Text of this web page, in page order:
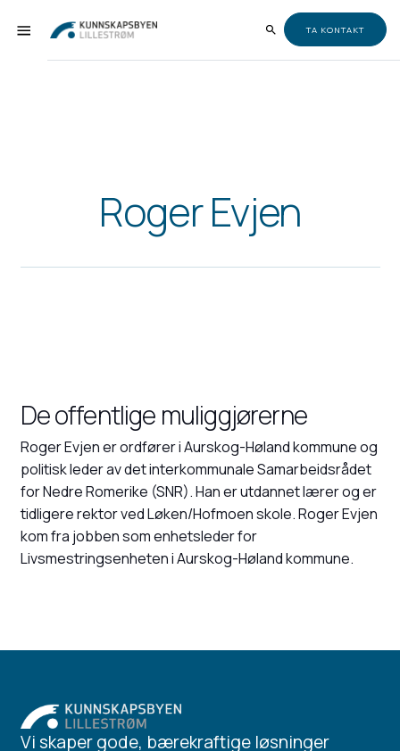
TA KONTAKT
Roger Evjen
De offentlige muliggjørerne
Roger Evjen er ordfører i Aurskog-Høland kommune og
politisk leder av det interkommunale Samarbeidsrådet
for Nedre Romerike (SNR). Han er utdannet lærer og er
tidligere rektor ved Løken/Hofmoen skole. Roger Evjen
kom fra jobben som enhetsleder for
Livsmestringsenheten i Aurskog-Høland kommune.
Vi skaper gode, bærekraftige løsninger